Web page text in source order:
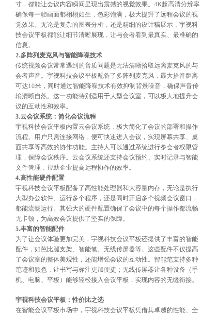
寸，都能让会议内容瞬间呈现出震撼的视觉效果。4K超高清分辨率
确保每一帧画面都栩栩如生，色彩饱满，极大提升了远程会议的视
觉效果。无论是复杂的图表分析，还是精细的设计稿展示，宇视科
技会议平板都能让细节清晰展现，让与会者看到最真实、最准确的
信息。
2.多阵列麦克风与智能降噪技术
传统视频会议常常遇到的音质问题是无法清晰拾取远离麦克风的与
会者声音。宇视科技会议平板配备了多阵列麦克风，最大拾音距离
可达10米，同时通过智能降噪技术有效抑制背景噪音，确保声音传
输清晰自然。这一功能特别适用于大型会议室，可以极大地提升会
议的互动性和效率。
3.云会议系统：简化会议流程
宇视科技会议平板内置云会议系统，极大简化了会议的部署和操作
流程。用户只需连接网络，便可快速进入会议，实现屏幕共享、桌
面共享等高效的协作功能。主持人可以通过系统进行参会者权限管
理，保障会议秩序。云会议系统还支持会议预约、实时记录与智能
文件管理，帮助企业提高远程协作的效率。
4.高性能硬件配置
宇视科技会议平板配备了高性能处理器和大容量内存，无论是执行
大型办公软件、运行多个程序，还是同时开启多个视频会议窗口，
都能流畅运行。其强大的硬件配置确保了会议中的每个操作都流畅
无卡顿，为高效会议提供了坚实的保障。
5.丰富的智能配件
为了让会议体验更加完美，宇视科技会议平板还提供了丰富的智能
配件，如芭比腿支架、智能笔、无线传屏器等。这些配件不仅提高
了会议室的整体美观性，还能增强会议的互动性。智能笔支持多种
笔迹和颜色，让书写与标注更加便捷；无线传屏器让各种设备（手
机、电脑、平板）能够轻松接入会议平板，实现内容的无缝衔接。
宇视科技会议平板：性价比之选
在智能会议平板市场中，宇视科技会议平板凭借其卓越的性能、全